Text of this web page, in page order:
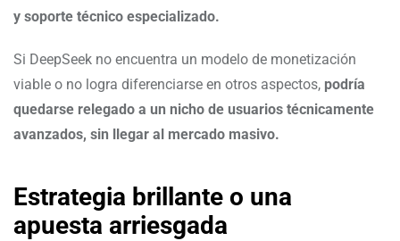
y soporte técnico especializado.
Si DeepSeek no encuentra un modelo de monetización
viable o no logra diferenciarse en otros aspectos, podría
quedarse relegado a un nicho de usuarios técnicamente
avanzados, sin llegar al mercado masivo.
Estrategia brillante o una
apuesta arriesgada